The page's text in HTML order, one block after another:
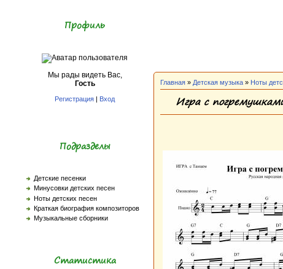
Профиль
Мы рады видеть Вас,
Гость
Регистрация | Вход
Подразделы
Детские песенки
Минусовки детских песен
Ноты детских песен
Краткая биография композиторов
Музыкальные сборники
Статистика
Главная » Детская музыка » Ноты
Игра с